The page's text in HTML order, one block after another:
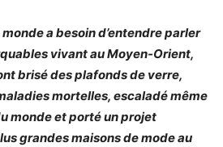
a besoin d’entendre parler
vivant au Moyen-Orient,
brisé des plafonds de verre,
mortelles, escaladé même
monde et porté un projet
grandes maisons de mode au